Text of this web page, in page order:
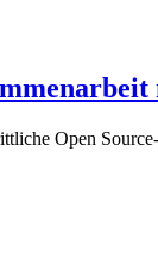
Open